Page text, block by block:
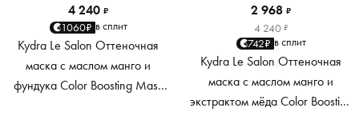
4 240 ₽
1060₽ в сплит
Kydra Le Salon Оттеночная
маска с маслом манго и
фундука Color Boosting Mask
2 968 ₽
4 240 ₽
742₽ в сплит
Kydra Le Salon Оттеночная
маска с маслом манго и
экстрактом мёда Color Boosting